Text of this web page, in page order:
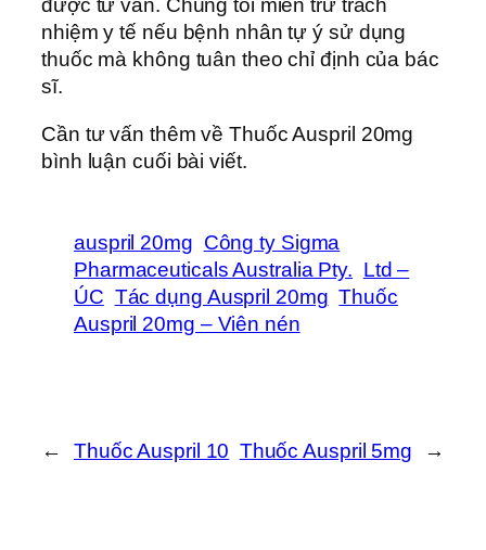
được tư vấn. Chúng tôi miễn trừ trách
nhiệm y tế nếu bệnh nhân tự ý sử dụng
thuốc mà không tuân theo chỉ định của bác
sĩ.
Cần tư vấn thêm về Thuốc Auspril 20mg
bình luận cuối bài viết.
auspril 20mg Công ty Sigma
Pharmaceuticals Australia Pty. Ltd –
ÚC Tác dụng Auspril 20mg Thuốc
Auspril 20mg – Viên nén
← Thuốc Auspril 10 Thuốc Auspril 5mg →